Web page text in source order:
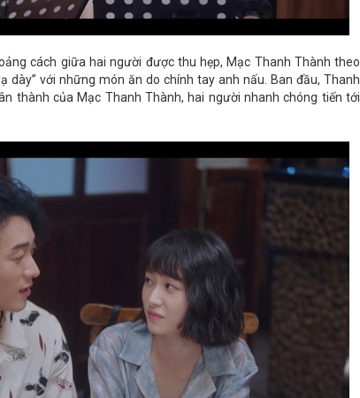
cách giữa hai người được thu hẹp, Mạc Thanh Thành theo
dày” với những món ăn do chính tay anh nấu. Ban đầu, Thanh
thành của Mạc Thanh Thành, hai người nhanh chóng tiến tới